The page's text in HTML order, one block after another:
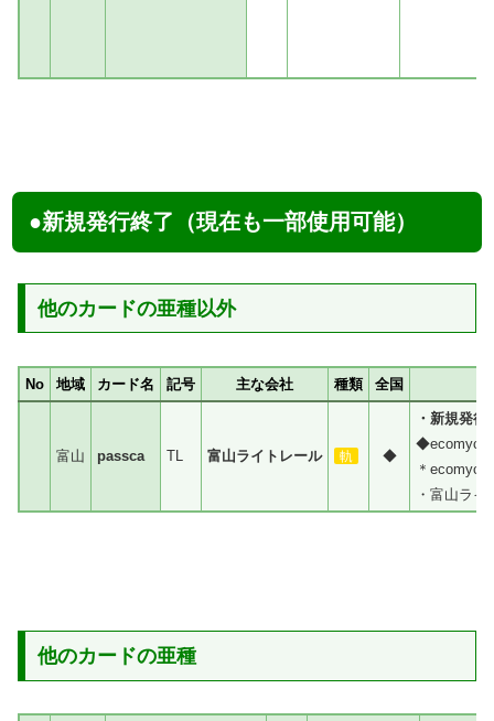
●新規発行終了（現在も一部使用可能）
他のカードの亜種以外
No 地域 カード名 記号 主な会社 種類 全国
富山 passca TL 富山ライトレール 軌 ◆
・新規発行
◆ecomyca
＊ecomyca
・富山ラ
他のカードの亜種